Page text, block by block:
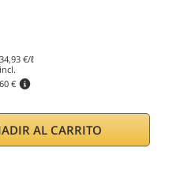
34,93 €/ℓ
€
AL CARRITO